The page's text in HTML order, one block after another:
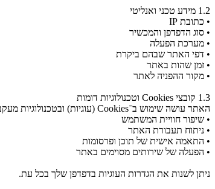
1.2 מידע טכני ואנליטי
• כתובת IP
• סוג הדפדפן והמכשיר
• מערכת הפעלה
• דפי האתר שבהם ביקרת
• זמן שהות באתר
• מקור ההפניה לאתר
1.3 קובצי Cookies וטכנולוגיות דומות
האתר עושה שימוש ב־Cookies (עוגיות) ובטכנולוגיות מעקב נוספות לצורכי:
• שיפור חוויית המשתמש
• ניתוח תעבורת האתר
• התאמה אישית של תוכן ופרסומות
• הפעלה של שירותים מסוימים באתר
ניתן לשנות את הגדרות העוגיות בדפדפן שלך בכל עת.